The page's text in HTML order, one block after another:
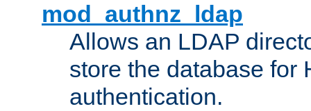
mod_authnz_ldap
Allows an LDAP
store the database for
authentication.